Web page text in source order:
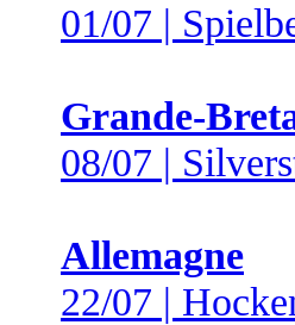
01/07 |
Grande-
08/07 |
Allemagne
22/07 |